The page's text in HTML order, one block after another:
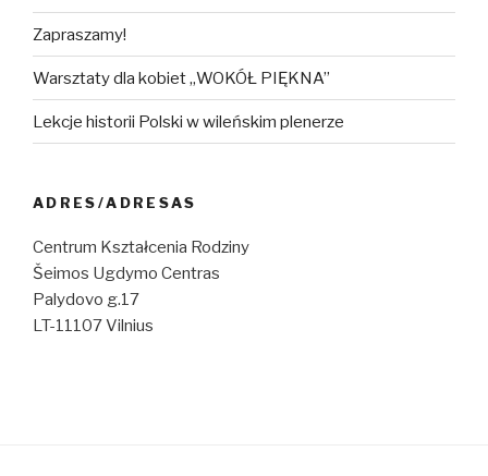
Zapraszamy!
Warsztaty dla kobiet „WOKÓŁ PIĘKNA”
Lekcje historii Polski w wileńskim plenerze
ADRES/ADRESAS
Centrum Kształcenia Rodziny
Šeimos Ugdymo Centras
Palydovo g.17
LT-11107 Vilnius